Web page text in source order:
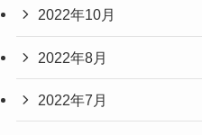
2022年10月
2022年8月
2022年7月